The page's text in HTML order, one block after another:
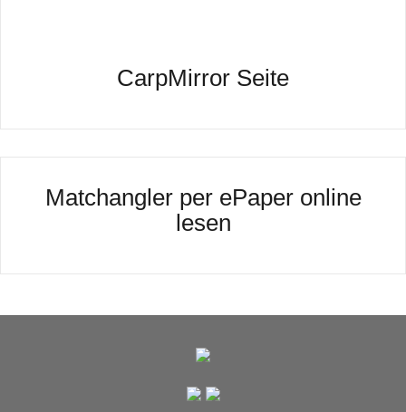
CarpMirror Seite
Matchangler per ePaper online
lesen